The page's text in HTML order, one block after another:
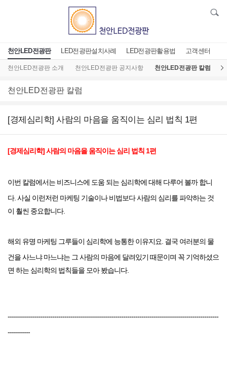
천안LED전광판 LED전광판설치사례 LED전광판활용법 고객센터
천안LED전광판 소개 천안LED전광판 공지사항 천안LED전광판 칼럼
천안LED전광판 칼럼
[경제심리학] 사람의 마음을 움직이는 심리 법칙 1편
[경제심리학] 사람의 마음을 움직이는 심리 법칙 1편
이번 칼럼에서는 비즈니스에 도움 되는 심리학에 대해 다루어 볼까 합니
다. 사실 이런저런 마케팅 기술이나 비법보다 사람의 심리를 파악하는 것
이 훨씬 중요합니다.
해외 유명 마케팅 그루들이 심리학에 능통한 이유지요. 결국 여러분의 물
건을 사느냐마느냐는 그 사람의 마음에 달려있기 때문이며 꼭 기억하셨으
면 하는 심리학의 법칙들을 모아 봤습니다.
--------------------------------------------------------------------------------------------------------
-----------